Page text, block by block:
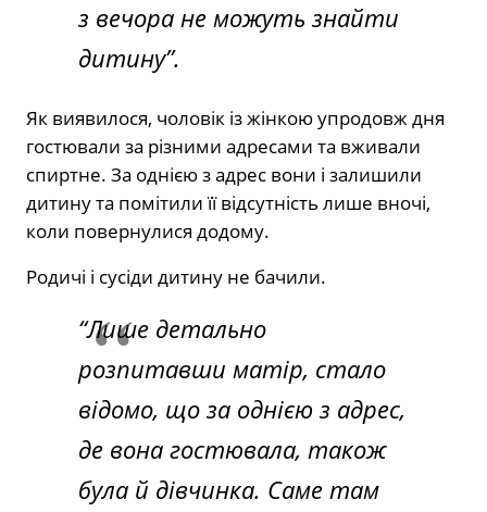
з вечора не можуть знайти
дитину”.
Як виявилося, чоловік із жінкою упродовж дня
гостювали за різними адресами та вживали
спиртне. За однією з адрес вони і залишили
дитину та помітили її відсутність лише вночі,
коли повернулися додому.
Родичі і сусіди дитину не бачили.
“Лише детально
розпитавши матір, стало
відомо, що за однією з адрес,
де вона гостювала, також
була й дівчинка. Саме там